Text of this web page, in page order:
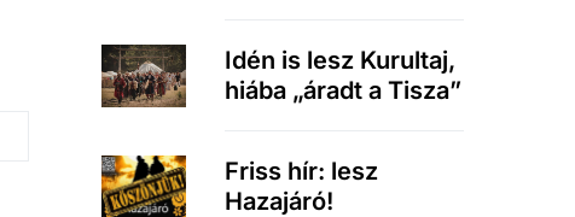
Idén is lesz Kurultaj,
hiába „áradt a Tisza”
Friss hír: lesz
Hazajáró!